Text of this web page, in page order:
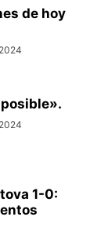
de hoy
1-0: